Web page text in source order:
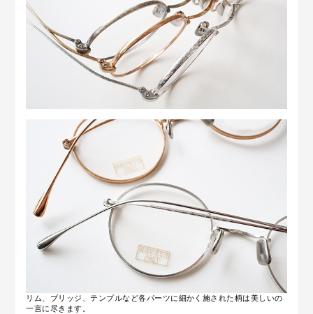
リム、ブリッジ、テンプルなど各パーツに細かく施された柄は美しいの
一言に尽きます。